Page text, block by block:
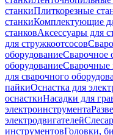
станкиПлиткорезные
станкиКомплектующие
станковАксессуары для
для стружкоотсосов
оборудованиеСварочное
оборудованиеСварочные
для сварочного
пайкиОснастка для
оснасткиНасадки для
электроинструмента
электродвигателей
инструментовГоловки,